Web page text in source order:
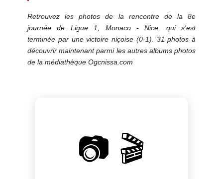
Retrouvez les photos de la rencontre de la 8e
journée de Ligue 1, Monaco - Nice, qui s'est
terminée par une victoire niçoise (0-1). 31 photos à
découvrir maintenant parmi les autres albums photos
de la médiathèque Ogcnissa.com
📷 🎬